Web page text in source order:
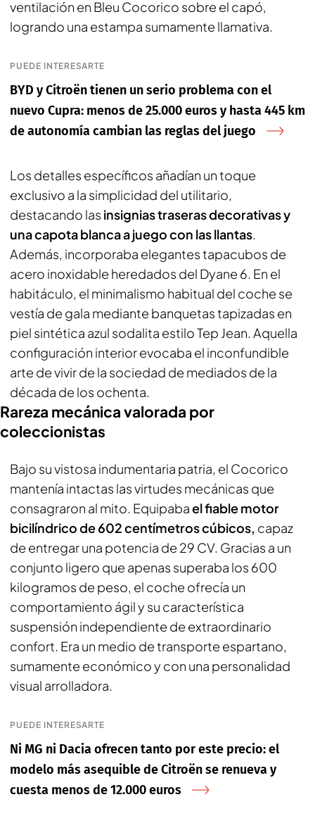
ventilación en Bleu Cocorico sobre el capó,
logrando una estampa sumamente llamativa.
PUEDE INTERESARTE
BYD y Citroën tienen un serio problema con el
nuevo Cupra: menos de 25.000 euros y hasta 445 km
de autonomía cambian las reglas del juego
Los detalles específicos añadían un toque
exclusivo a la simplicidad del utilitario,
destacando las insignias traseras decorativas y
una capota blanca a juego con las llantas.
Además, incorporaba elegantes tapacubos de
acero inoxidable heredados del Dyane 6. En el
habitáculo, el minimalismo habitual del coche se
vestía de gala mediante banquetas tapizadas en
piel sintética azul sodalita estilo Tep Jean. Aquella
configuración interior evocaba el inconfundible
arte de vivir de la sociedad de mediados de la
década de los ochenta.
Rareza mecánica valorada por
coleccionistas
Bajo su vistosa indumentaria patria, el Cocorico
mantenía intactas las virtudes mecánicas que
consagraron al mito. Equipabael fiable motor
bicilíndrico de 602 centímetros cúbicos, capaz
de entregar una potencia de 29 CV. Gracias a un
conjunto ligero que apenas superaba los 600
kilogramos de peso, el coche ofrecía un
comportamiento ágil y su característica
suspensión independiente de extraordinario
confort. Era un medio de transporte espartano,
sumamente económico y con una personalidad
visual arrolladora.
PUEDE INTERESARTE
Ni MG ni Dacia ofrecen tanto por este precio: el
modelo más asequible de Citroën se renueva y
cuesta menos de 12.000 euros